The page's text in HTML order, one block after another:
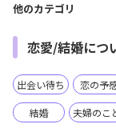
他のカテゴリ
恋愛/結婚につ
出会い待ち 恋の予
結婚 夫婦のこ